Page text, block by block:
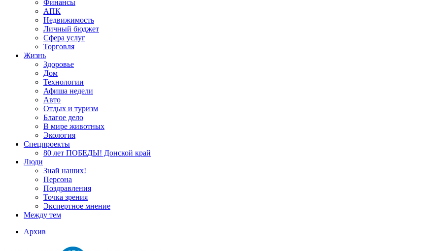
Финансы
АПК
Недвижимость
Личный бюджет
Сфера услуг
Торговля
Жизнь
Здоровье
Дом
Технологии
Афиша недели
Авто
Отдых и туризм
Благое дело
В мире животных
Экология
Спецпроекты
80 лет ПОБЕДЫ! Донской край
Люди
Знай наших!
Персона
Поздравления
Точка зрения
Экспертное мнение
Между тем
Архив